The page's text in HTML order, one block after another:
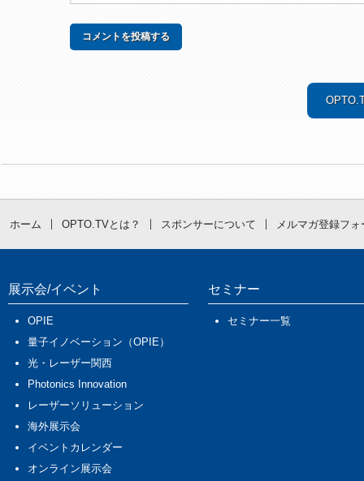
ホーム OPTO.TVとは？ スポンサーについて メルマガ登録フォ